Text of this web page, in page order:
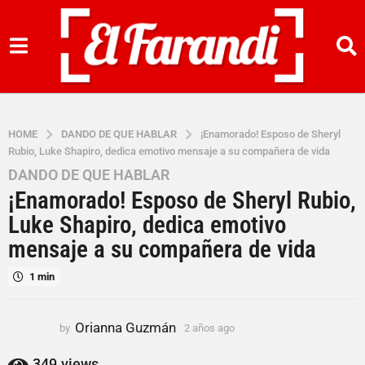
HOME DANDO DE QUE HABLAR
¡Enamorado! Esposo de Sheryl
Rubio, Luke Shapiro, dedica emotivo mensaje a su compañera de vida
2
a
ñ
o
s
a
DANDO DE QUE HABLAR
¡Enamorado! Esposo de Sheryl Rubio,
Luke Shapiro, dedica emotivo
mensaje a su compañera de vida
1 min
by Orianna Guzmán 2 años ago